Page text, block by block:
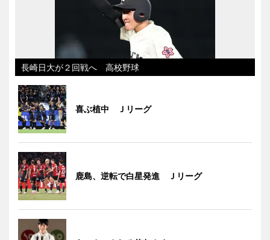
長崎日大が２回戦へ 高校野球
喜ぶ植中 Ｊリーグ
鹿島、逆転で白星発進 Ｊリーグ